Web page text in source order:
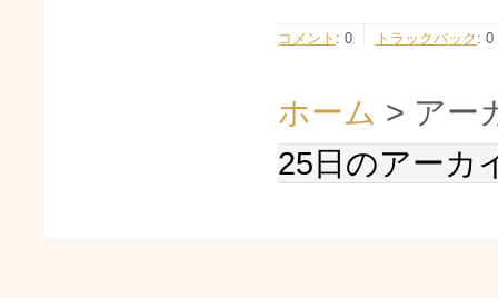
コメント : 0 トラックバック : 0
ホーム > アー
25日のアーカ